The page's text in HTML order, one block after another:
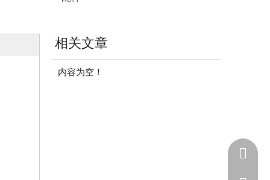
相关文章
内容为空！
+86 -